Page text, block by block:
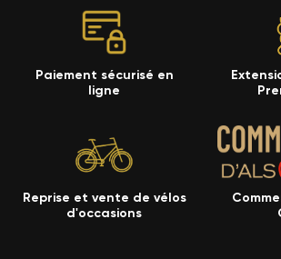
Paiement sécurisé en
ligne
Reprise et vente de vélos
d'occasions